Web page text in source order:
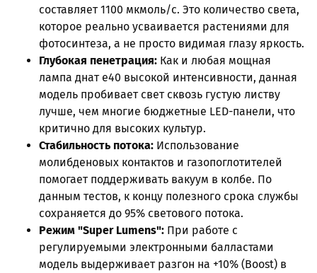
составляет 1100 мкмоль/с. Это количество света,
которое реально усваивается растениями для
фотосинтеза, а не просто видимая глазу яркость.
Глубокая пенетрация: Как и любая мощная
лампа днат е40 высокой интенсивности, данная
модель пробивает свет сквозь густую листву
лучше, чем многие бюджетные LED-панели, что
критично для высоких культур.
Стабильность потока: Использование
молибденовых контактов и газопоглотителей
помогает поддерживать вакуум в колбе. По
данным тестов, к концу полезного срока службы
сохраняется до 95% светового потока.
Режим "Super Lumens": При работе с
регулируемыми электронными балластами
модель выдерживает разгон на +10% (Boost) в